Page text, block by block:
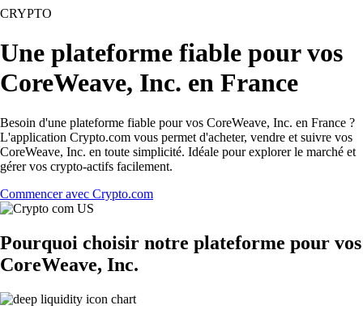
CRYPTO
Une plateforme fiable pour vos
CoreWeave, Inc. en France
Besoin d'une plateforme fiable pour vos CoreWeave, Inc. en France ?
L'application Crypto.com vous permet d'acheter, vendre et suivre vos
CoreWeave, Inc. en toute simplicité. Idéale pour explorer le marché et
gérer vos crypto-actifs facilement.
Commencer avec Crypto.com
Pourquoi choisir notre plateforme pour vos
CoreWeave, Inc.